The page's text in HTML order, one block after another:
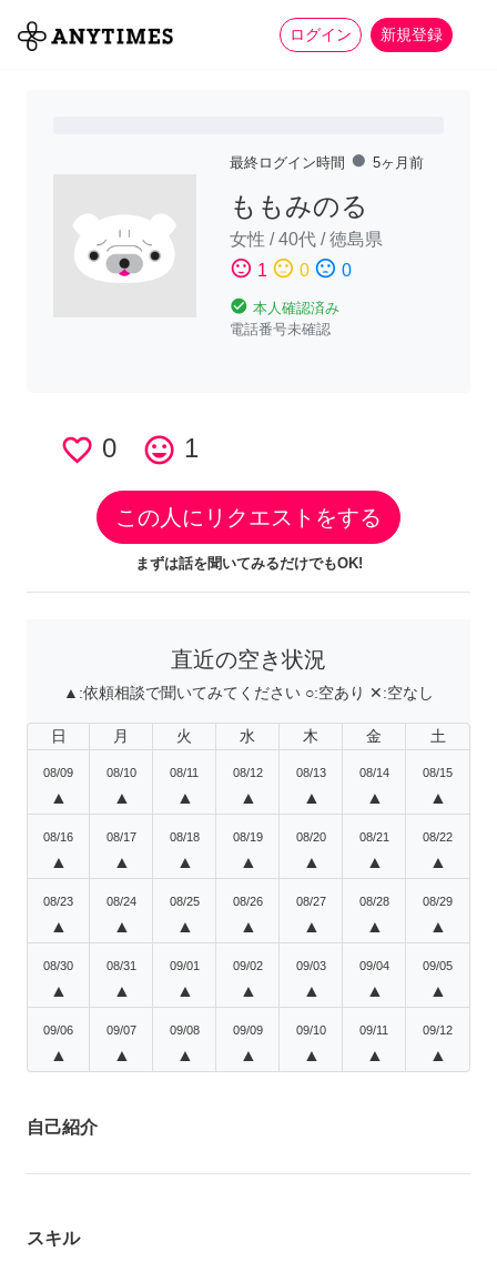
ログイン 新規登録
全て 家事 more_horiz
最終ログイン時間 fiber_manual_record 5ヶ月前
ももみのる
女性 /40代 /徳島県
sentiment_satisfied 1 sentiment_neutral 0 sentiment_dissatisfied 0
check_circle 本人確認済み
電話番号未確認
favorite_border 0 tag_faces 1
この人にリクエストをする
まずは話を聞いてみるだけでもOK!
直近の空き状況
▲:依頼相談で聞いてみてください ○:空あり ✕:空なし
日 月 火 水 木 金 土
08/09
▲
08/10
▲
08/11
▲
08/12
▲
08/13
▲
08/14
▲
08/15
▲
08/16
▲
08/17
▲
08/18
▲
08/19
▲
08/20
▲
08/21
▲
08/22
▲
08/23
▲
08/24
▲
08/25
▲
08/26
▲
08/27
▲
08/28
▲
08/29
▲
08/30
▲
08/31
▲
09/01
▲
09/02
▲
09/03
▲
09/04
▲
09/05
▲
09/06
▲
09/07
▲
09/08
▲
09/09
▲
09/10
▲
09/11
▲
09/12
▲
自己紹介
スキル